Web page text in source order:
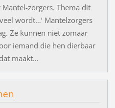
zorgers. Thema dit
wordt…’ Mantelzorgers
Ze kunnen niet zomaar
iemand die hen dierbaar
maakt...